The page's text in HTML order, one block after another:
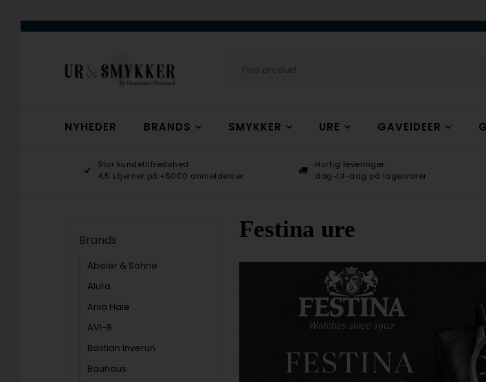
NYHEDER BRANDS SMYKKER URE GAVEIDEER
Stor kundetilfredshed
4,5 stjerner på +5000 anmeldelser
Hurtig leveringer
dag-til-dag på lagervarer
Brands
Abeler & Söhne
Alura
Ania Haie
AVI-8
Bastian Inverun
Bauhaus
Festina ure